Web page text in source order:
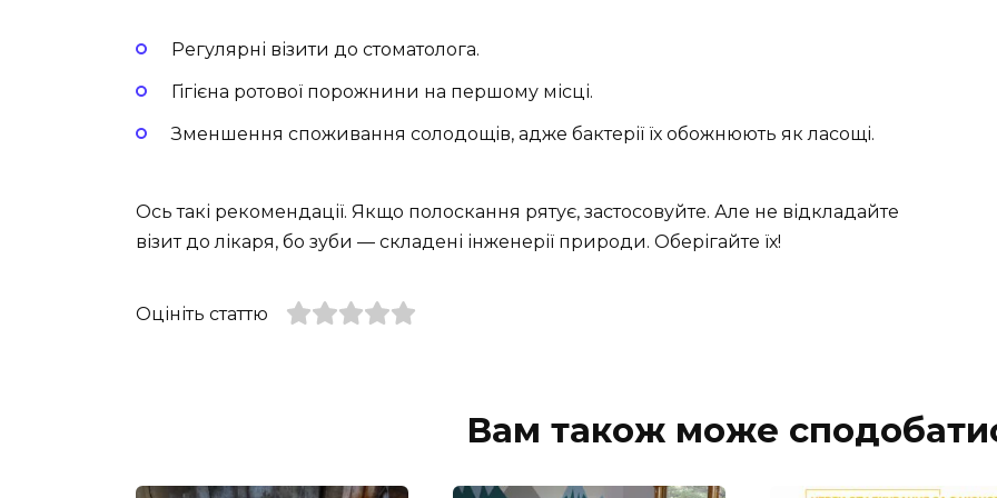
Регулярні візити до стоматолога.
Гігієна ротової порожнини на першому місці.
Зменшення споживання солодощів, адже бактерії їх обожнюють як ласощі.
Ось такі рекомендації. Якщо полоскання рятує, застосовуйте. Але не відкладайте
візит до лікаря, бо зуби — складені інженерії природи. Оберігайте їх!
Оцініть статтю
Вам також може